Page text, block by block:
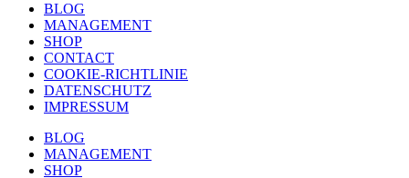
BLOG
MANAGEMENT
SHOP
CONTACT
COOKIE-RICHTLINIE
DATENSCHUTZ
IMPRESSUM
BLOG
MANAGEMENT
SHOP